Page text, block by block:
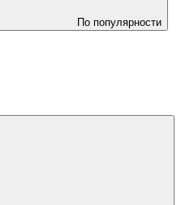
По популярности